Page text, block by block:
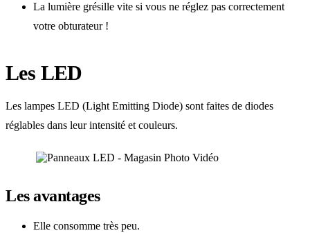
La lumière grésille vite si vous ne réglez pas correctement
votre obturateur !
Les LED
Les lampes LED (Light Emitting Diode) sont faites de diodes
réglables dans leur intensité et couleurs.
Les avantages
Elle consomme très peu.